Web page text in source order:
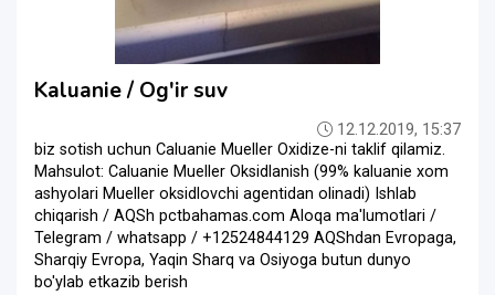
Kaluanie / Og'ir suv
12.12.2019, 15:37
biz sotish uchun Caluanie Mueller Oxidize-ni taklif qilamiz.
Mahsulot: Caluanie Mueller Oksidlanish (99% kaluanie xom
ashyolari Mueller oksidlovchi agentidan olinadi) Ishlab
chiqarish / AQSh pctbahamas.com Aloqa ma'lumotlari /
Telegram / whatsapp / +12524844129 AQShdan Evropaga,
Sharqiy Evropa, Yaqin Sharq va Osiyoga butun dunyo
bo'ylab etkazib berish